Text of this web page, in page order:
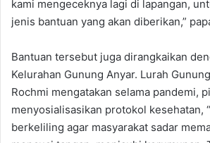
kami mengeceknya lagi di lapangan,
jenis bantuan yang akan diberikan,”
Bantuan tersebut juga dirangkaikan
Kelurahan Gunung Anyar. Lurah
Rochmi mengatakan selama pandemi,
menyosialisasikan protokol kesehatan,
berkeliling agar masyarakat sadar